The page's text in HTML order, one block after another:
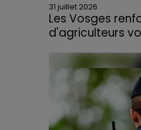
31 juillet 2026
Les Vosges
d'agriculteurs
départs de feu, la
des Vosges a lancé
agriculteurs